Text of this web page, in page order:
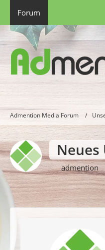
Forum
Admention Media Forum
Neues
admention